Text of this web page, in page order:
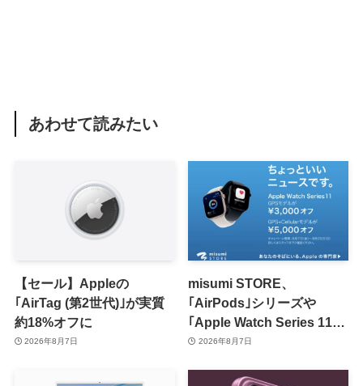
あわせて読みたい
【セール】Appleの
｢AirTag (第2世代)｣が実質
約18%オフに
2026年8月7日
misumi STORE、
｢AirPods｣シリーズや
｢Apple Watch Series 11｣
のセールを開催中
2026年8月7日